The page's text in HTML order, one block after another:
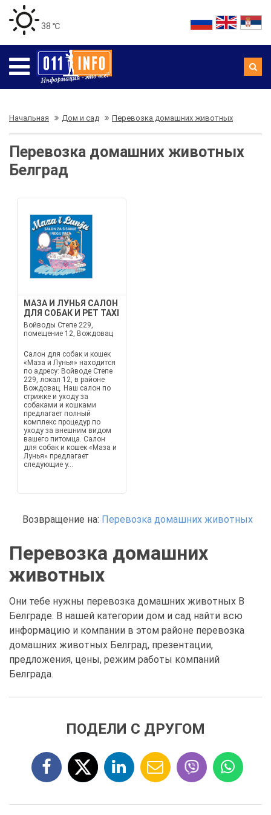
38 ℃
Начальная Дом и сад Перевозка домашних животных
Перевозка домашних животных
Белград
МАЗА И ЛУНЬЯ САЛОН
ДЛЯ СОБАК И PET TAXI
Войводы Степе 229,
помещение 12, Вождовац
Салон для собак и кошек
«Маза и Лунья» находится
по адресу: Войводе Степе
229, локал 12, в районе
Вождовац. Наш салон по
стрижке и уходу за
собаками и кошками
предлагает полный
комплекс процедур по
уходу за внешним видом
вашего питомца. Салон
для собак и кошек «Маза и
Лунья» предлагает
следующие у...
Возвращение на: Перевозка домашних животных
Перевозка домашних
животных
Они тебе нужны перевозка домашних животных В
Белграде. В нашей категории дом и сад найти всю
информацию и компании в этом районе перевозка
домашних животных Белград, презентации,
предложения, цены, режим работы компаний
Белграда.
ПОДЕЛИ С ДРУГОМ